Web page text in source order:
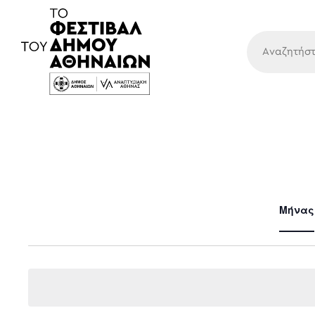
Κύρια
Μήνας